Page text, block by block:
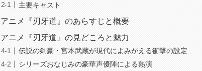
主要キャスト
アニメ『刃牙道』のあらすじと概要
アニメ『刃牙道』の見どころと魅力
伝説の剣豪・宮本武蔵が現代によみがえる衝撃の設定
シリーズおなじみの豪華声優陣による熱演